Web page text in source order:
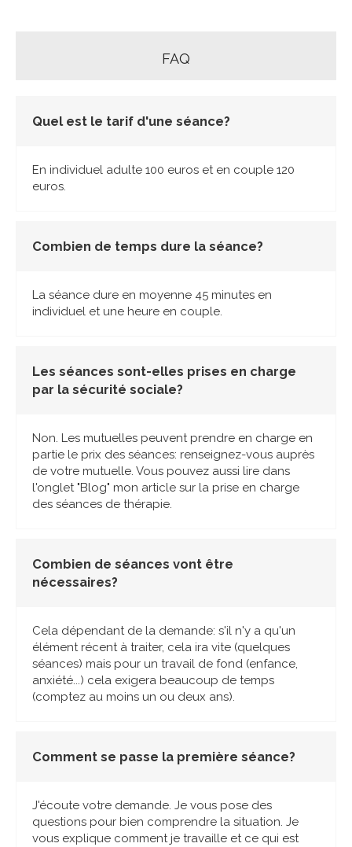
FAQ
Quel est le tarif d'une séance?
En individuel adulte 100 euros et en couple 120
euros.
Combien de temps dure la séance?
La séance dure en moyenne 45 minutes en
individuel et une heure en couple.
Les séances sont-elles prises en charge
par la sécurité sociale?
Non. Les mutuelles peuvent prendre en charge en
partie le prix des séances: renseignez-vous auprès
de votre mutuelle. Vous pouvez aussi lire dans
l'onglet "Blog" mon article sur la prise en charge
des séances de thérapie.
Combien de séances vont être
nécessaires?
Cela dépendant de la demande: s'il n'y a qu'un
élément récent à traiter, cela ira vite (quelques
séances) mais pour un travail de fond (enfance,
anxiété...) cela exigera beaucoup de temps
(comptez au moins un ou deux ans).
Comment se passe la première séance?
J'écoute votre demande. Je vous pose des
questions pour bien comprendre la situation. Je
vous explique comment je travaille et ce qui est